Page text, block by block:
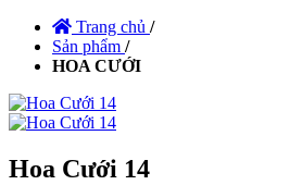
Trang chủ /
Sản phẩm /
HOA CƯỚI
Hoa Cưới 14